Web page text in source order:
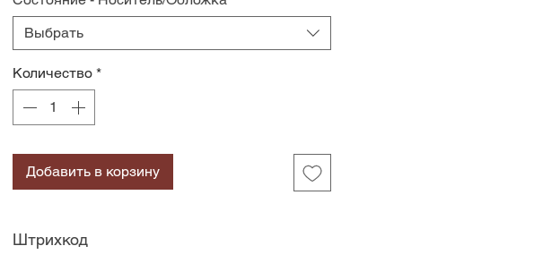
Выбрать
Количество *
Добавить в корзину
Штрихкод